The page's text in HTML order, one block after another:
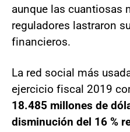
aunque las cuantiosas
reguladores lastraron
financieros.
La red social más
ejercicio fiscal 2019
18.485 millones de
disminución del 16 %